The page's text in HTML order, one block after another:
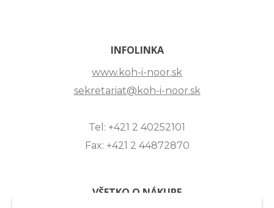
INFOLINKA
www.koh-i-noor.sk
sekretariat@koh-i-noor.sk
Tel: +421 2 40252101
Fax: +421 2 44872870
VŠETKO O NÁKUPE